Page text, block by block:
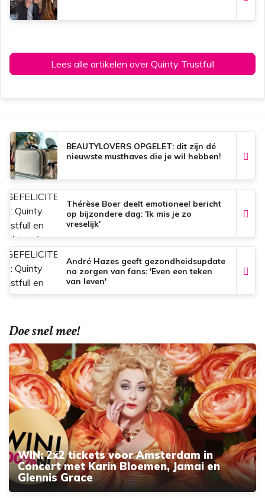
Lees alle artikelen over Quinty Trustfull
BEAUTYLOVERS OPGELET: dit zijn dé
nieuwste musthaves die je wil hebben!
Thérèse Boer deelt emotioneel bericht
op bijzondere dag: 'Ik mis je zo
vreselijk'
André Hazes geeft gezondheidsupdate
na zorgen van fans: 'Even een teken
van leven'
Doe snel mee!
WIN: 2x2 tickets voor Amsterdam in
Concert met Karin Bloemen, Jamai en
Glennis Grace